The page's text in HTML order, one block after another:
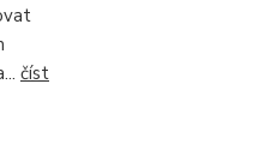
číst